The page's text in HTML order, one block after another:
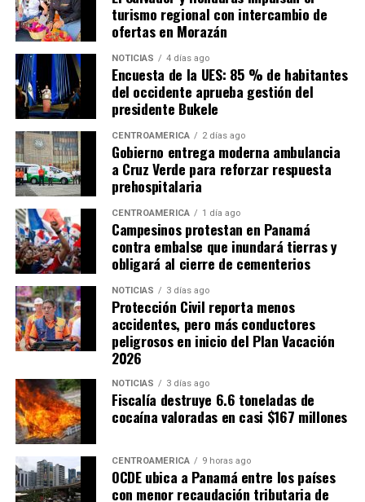
turismo regional con intercambio de
ofertas en Morazán
NOTICIAS 4 días ago
Encuesta de la UES: 85 % de habitantes
del occidente aprueba gestión del
presidente Bukele
CENTROAMÉRICA 2 días ago
Gobierno entrega moderna ambulancia
a Cruz Verde para reforzar respuesta
prehospitalaria
CENTROAMÉRICA 1 día ago
Campesinos protestan en Panamá
contra embalse que inundará tierras y
obligará al cierre de cementerios
NOTICIAS 3 días ago
Protección Civil reporta menos
accidentes, pero más conductores
peligrosos en inicio del Plan Vacación
2026
NOTICIAS 3 días ago
Fiscalía destruye 6.6 toneladas de
cocaína valoradas en casi $167 millones
CENTROAMÉRICA 9 horas ago
OCDE ubica a Panamá entre los países
con menor recaudación tributaria de